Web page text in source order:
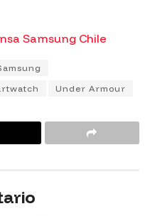
Samsung Chile
Under Armour